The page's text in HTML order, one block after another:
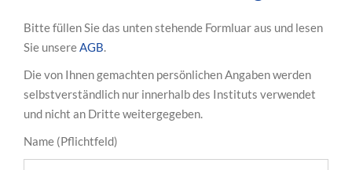
Bitte füllen Sie das unten stehende Formluar aus und lesen
Sie unsereAGB.
Die von Ihnen gemachten persönlichen Angaben werden
selbstverständlich nur innerhalb des Instituts verwendet
und nicht an Dritte weitergegeben.
Name (Pflichtfeld)